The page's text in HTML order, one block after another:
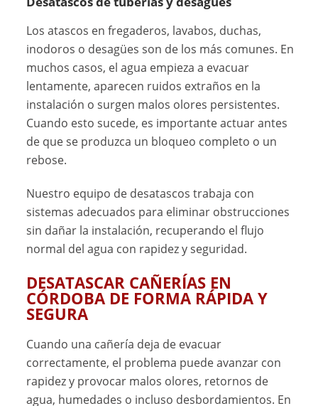
Los atascos en fregaderos, lavabos, duchas,
inodoros o desagües son de los más comunes. En
muchos casos, el agua empieza a evacuar
lentamente, aparecen ruidos extraños en la
instalación o surgen malos olores persistentes.
Cuando esto sucede, es importante actuar antes
de que se produzca un bloqueo completo o un
rebose.
Nuestro equipo de desatascos trabaja con
sistemas adecuados para eliminar obstrucciones
sin dañar la instalación, recuperando el flujo
normal del agua con rapidez y seguridad.
DESATASCAR CAÑERÍAS EN
CÓRDOBA DE FORMA RÁPIDA Y
SEGURA
Cuando una cañería deja de evacuar
correctamente, el problema puede avanzar con
rapidez y provocar malos olores, retornos de
agua, humedades o incluso desbordamientos. En